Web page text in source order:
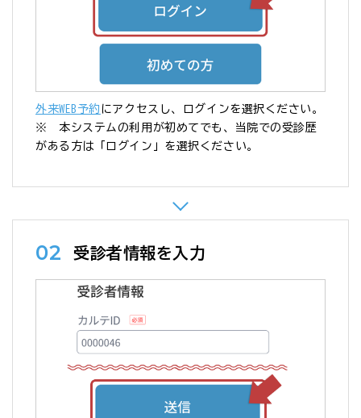
外来WEB予約 にアクセスし、ログインを選択ください。
※ 本システムの利用が初めてでも、当院での受診歴
がある方は「ログイン」を選択ください。
02 受診者情報を入力